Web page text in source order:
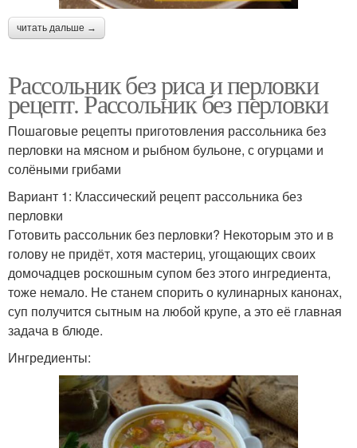
читать дальше →
Рассольник без риса и перловки
рецепт. Рассольник без перловки
Пошаговые рецепты приготовления рассольника без
перловки на мясном и рыбном бульоне, с огурцами и
солёными грибами
Вариант 1: Классический рецепт рассольника без
перловки
Готовить рассольник без перловки? Некоторым это и в
голову не придёт, хотя мастериц, угощающих своих
домочадцев роскошным супом без этого ингредиента,
тоже немало. Не станем спорить о кулинарных канонах,
суп получится сытным на любой крупе, а это её главная
задача в блюде.
Ингредиенты: